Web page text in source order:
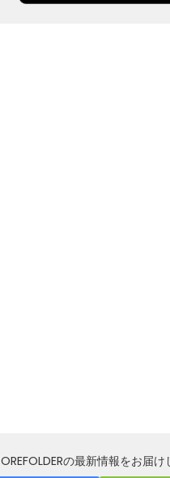
OREFOLDERの最新情報をお届け